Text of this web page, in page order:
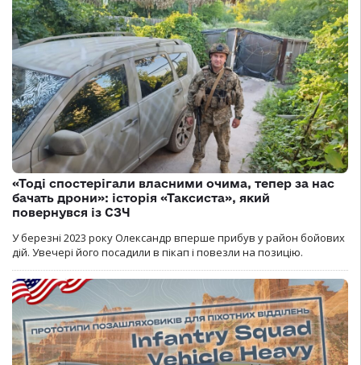
«Тоді спостерігали власними очима, тепер за нас
бачать дрони»: історія «Таксиста», який
повернувся із СЗЧ
У березні 2023 року Олександр вперше прибув у район бойових
дій. Увечері його посадили в пікап і повезли на позицію.